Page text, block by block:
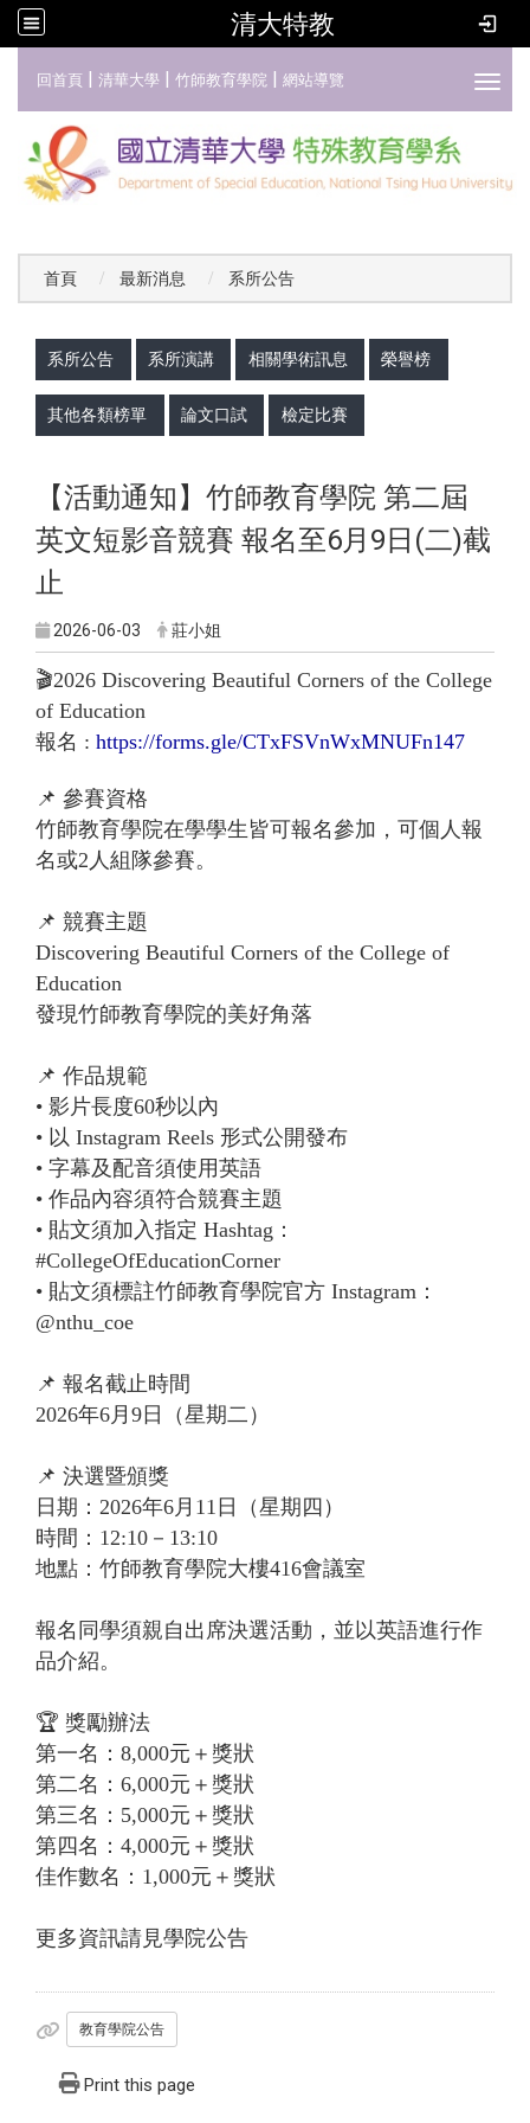
清大特教
回首頁 | 清華大學 | 竹師教育學院 | 網站導覽
首頁 最新消息 系所公告
系所公告 系所演講 相關學術訊息 榮譽榜
其他各類榜單 論文口試 檢定比賽
【活動通知】竹師教育學院 第二屆
英文短影音競賽 報名至6月9日(二)截
止
2026-06-03 莊小姐
🎬2026 Discovering Beautiful Corners of the College
of Education
報名 : https://forms.gle/CTxFSVnWxMNUFn147
📌 參賽資格
竹師教育學院在學學生皆可報名參加，可個人報
名或2人組隊參賽。
📌 競賽主題
Discovering Beautiful Corners of the College of
Education
發現竹師教育學院的美好角落
📌 作品規範
• 影片長度60秒以內
• 以 Instagram Reels 形式公開發布
• 字幕及配音須使用英語
• 作品內容須符合競賽主題
• 貼文須加入指定 Hashtag：
#CollegeOfEducationCorner
• 貼文須標註竹師教育學院官方 Instagram：
@nthu_coe
📌 報名截止時間
2026年6月9日（星期二）
📌 決選暨頒獎
日期：2026年6月11日（星期四）
時間：12:10－13:10
地點：竹師教育學院大樓416會議室
報名同學須親自出席決選活動，並以英語進行作
品介紹。
🏆 獎勵辦法
第一名：8,000元＋獎狀
第二名：6,000元＋獎狀
第三名：5,000元＋獎狀
第四名：4,000元＋獎狀
佳作數名：1,000元＋獎狀
更多資訊請見學院公告
教育學院公告
Print this page